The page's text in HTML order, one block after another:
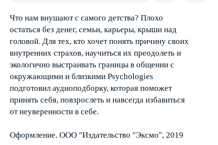
Что нам внушают с самого детства? Плохо
остаться без денег, семьи, карьеры, крыши над
головой. Для тех, кто хочет понять причину своих
внутренних страхов, научиться их преодолеть и
экологично выстраивать границы в общении с
окружающими и близкими Psychologies
подготовил аудиоподборку, которая поможет
принять себя, повзрослеть и навсегда избавиться
от неуверенности в себе.
Оформление. ООО "Издательство "Эксмо", 2019